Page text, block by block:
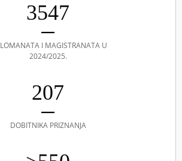
3547
I MAGISTRANATA U
2024/2025.
207
DOBITNIKA PRIZNANJA